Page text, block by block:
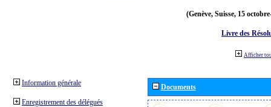
(Genève, Suisse, 15
Livre des
Afficher
Information générale
Enregistrement des délégués
Documents